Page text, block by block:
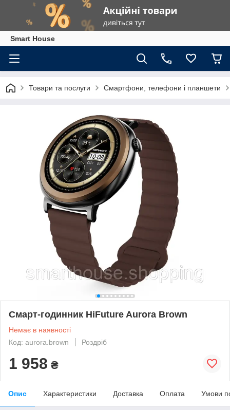
Smart House
Товари та послуги Смартфони, телефони і планшети
Смарт-годинник HiFuture Aurora Brown
Немає в наявності
Код: aurora.brown
Роздріб
1 958 ₴
Опис Характеристики Доставка Оплата Умови